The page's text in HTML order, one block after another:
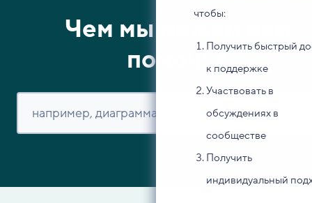
чтобы:
Получить быстрый
к поддержке
Участвовать в
обсуждениях в
сообществе
Получить
индивидуальный
Чем мы можем вам
помочь?